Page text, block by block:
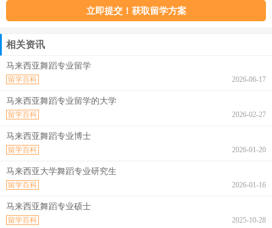
相关资讯
马来西亚舞蹈专业留学
2026-06-17
留学百科
马来西亚舞蹈专业留学的大学
2026-02-27
留学百科
马来西亚舞蹈专业博士
2026-01-20
留学百科
马来西亚大学舞蹈专业研究生
2026-01-16
留学百科
马来西亚舞蹈专业硕士
2025-10-28
留学百科